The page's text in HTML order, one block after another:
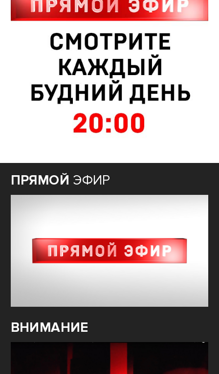
ПРЯМОЙ ЭФИР
ВНИМАНИЕ